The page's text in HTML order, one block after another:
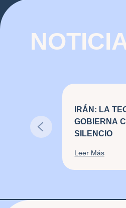
IRÁN: LA
GOBIERNA
SILENCIO
Leer Más